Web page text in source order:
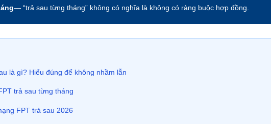
— “trả sau từng tháng” không có nghĩa là không có ràng buộc hợp đồng.
là gì? Hiểu đúng để không nhầm lẫn
trả sau từng tháng
FPT trả sau 2026